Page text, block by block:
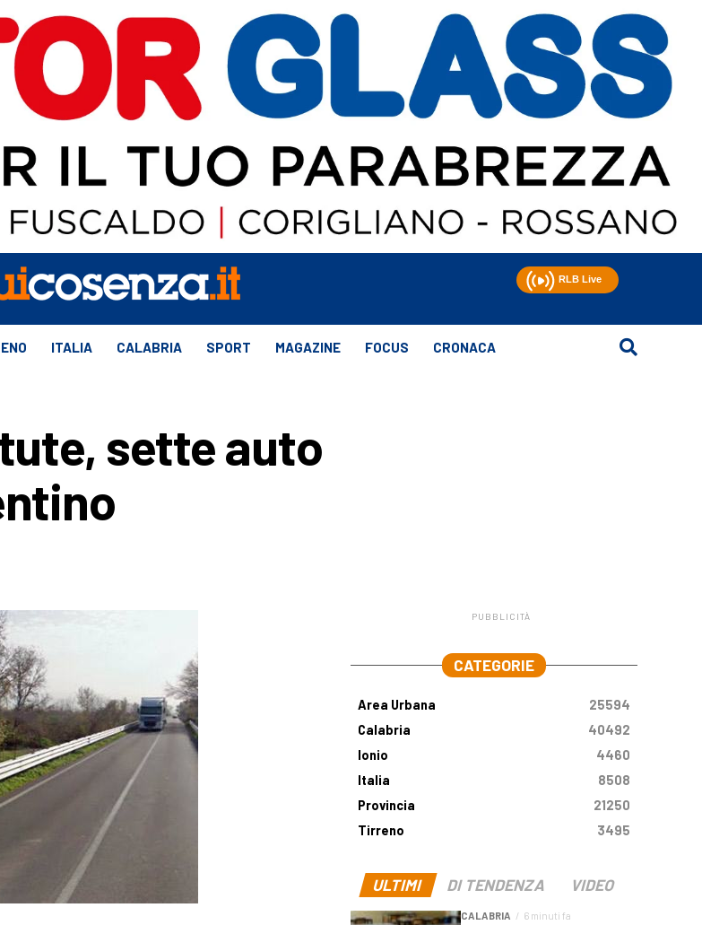
ITALIA CALABRIA SPORT MAGAZINE FOCUS CRONACA
sette auto
PUBBLICITÀ
CATEGORIE
Area Urbana
25594
Calabria
40492
Ionio
4460
Italia
8508
Provincia
21250
Tirreno
3495
ULTIMI DI TENDENZA VIDEO
CALABRIA 6 minuti fa